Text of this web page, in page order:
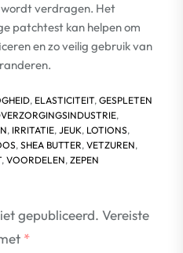
verdragen. Het
patchtest kan helpen om
en zo veilig gebruik van
, ELASTICITEIT, GESPLETEN
,
, IRRITATIE, JEUK, LOTIONS,
, SHEA BUTTER, VETZUREN,
, VOORDELEN, ZEPEN
gepubliceerd. Vereiste
*